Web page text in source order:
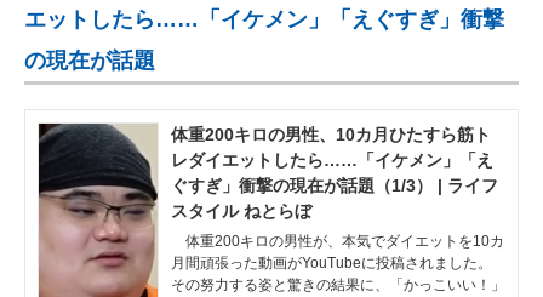
エットしたら……「イケメン」「えぐすぎ」衝撃
の現在が話題
体重200キロの男性、10カ月ひたすら筋ト
レダイエットしたら……「イケメン」「え
ぐすぎ」衝撃の現在が話題（1/3） | ライフ
スタイル ねとらぼ
体重200キロの男性が、本気でダイエットを10カ
月間頑張った動画がYouTubeに投稿されました。
その努力する姿と驚きの結果に、「かっこいい！」